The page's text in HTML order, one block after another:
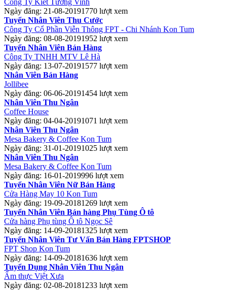
Công Ty Kiết Tường Vinh
Ngày đăng: 21-08-20191770 lượt xem
Tuyển Nhân Viên Thu Cước
Công Ty Cổ Phần Viễn Thông FPT - Chi Nhánh Kon Tum
Ngày đăng: 08-08-20191952 lượt xem
Tuyển Nhân Viên Bán Hàng
Công Ty TNHH MTV Lê Hà
Ngày đăng: 13-07-20191577 lượt xem
Nhân Viên Bán Hàng
Jollibee
Ngày đăng: 06-06-20191454 lượt xem
Nhân Viên Thu Ngân
Coffee House
Ngày đăng: 04-04-20191071 lượt xem
Nhân Viên Thu Ngân
Mesa Bakery & Coffee Kon Tum
Ngày đăng: 31-01-20191025 lượt xem
Nhân Viên Thu Ngân
Mesa Bakery & Coffee Kon Tum
Ngày đăng: 16-01-2019996 lượt xem
Tuyển Nhân Viên Nữ Bán Hàng
Cửa Hàng May 10 Kon Tum
Ngày đăng: 19-09-20181269 lượt xem
Tuyển Nhân Viên Bán hàng Phụ Tùng Ô tô
Cửa hàng Phụ tùng Ô tô Ngọc Sê
Ngày đăng: 14-09-20181325 lượt xem
Tuyển Nhân Viên Tư Vấn Bán Hàng FPTSHOP
FPT Shop Kon Tum
Ngày đăng: 14-09-20181636 lượt xem
Tuyển Dụng Nhân Viên Thu Ngân
Ẩm thực Việt Xưa
Ngày đăng: 02-08-20181233 lượt xem